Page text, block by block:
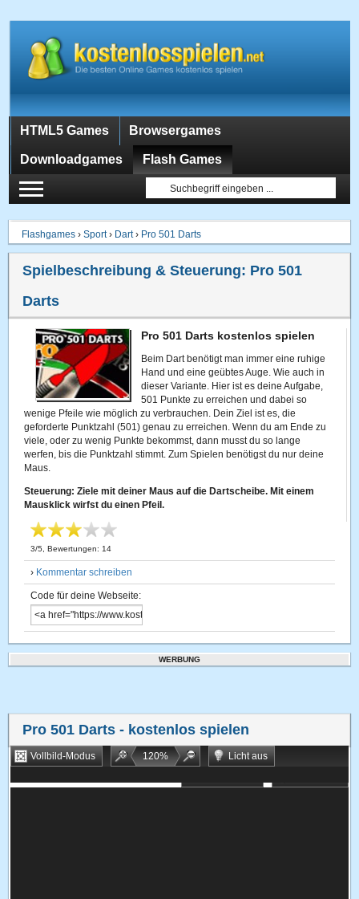
HTML5 Games Browsergames
Downloadgames Flash Games
Flashgames ›Sport› Dart› Pro 501 Darts
Spielbeschreibung & Steuerung: Pro 501
Darts
Pro 501 Darts kostenlos spielen
Beim Dart benötigt man immer eine ruhige
Hand und eine geübtes Auge. Wie auch in
dieser Variante. Hier ist es deine Aufgabe,
501 Punkte zu erreichen und dabei so
wenige Pfeile wie möglich zu verbrauchen. Dein Ziel ist es, die
geforderte Punktzahl (501) genau zu erreichen. Wenn du am Ende zu
viele, oder zu wenig Punkte bekommst, dann musst du so lange
werfen, bis die Punktzahl stimmt. Zum Spielen benötigst du nur deine
Maus.
Steuerung: Ziele mit deiner Maus auf die Dartscheibe. Mit einem
Mausklick wirfst du einen Pfeil.
3/5 , Bewertungen: 14
› Kommentar schreiben
Code für deine Webseite:
WERBUNG
Pro 501 Darts - kostenlos spielen
Vollbild-Modus 120%
Licht aus